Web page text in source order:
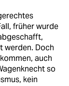
früher wurde
werden. Doch
auch
so
kein